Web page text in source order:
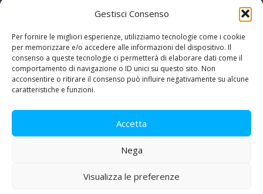
Gestisci Consenso
Per fornire le migliori esperienze, utilizziamo tecnologie come i cookie
per memorizzare e/o accedere alle informazioni del dispositivo. Il
consenso a queste tecnologie ci permetterà di elaborare dati come il
comportamento di navigazione o ID unici su questo sito. Non
acconsentire o ritirare il consenso può influire negativamente su alcune
caratteristiche e funzioni.
Accetta
Nega
Visualizza le preferenze
+ 39 0422 852016
cert@t2i.it
Codice Fiscale / Partita IVA 04636360267
Organismo di ricerca Reg.UE 651/2014
Avvisi e bandi
con noi|PEC|La nostra newsletter